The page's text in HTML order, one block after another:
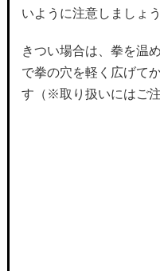
いように注意しましょう
きつい場合は、拳を温
で拳の穴を軽く広げて
す（※取り扱いにはご注